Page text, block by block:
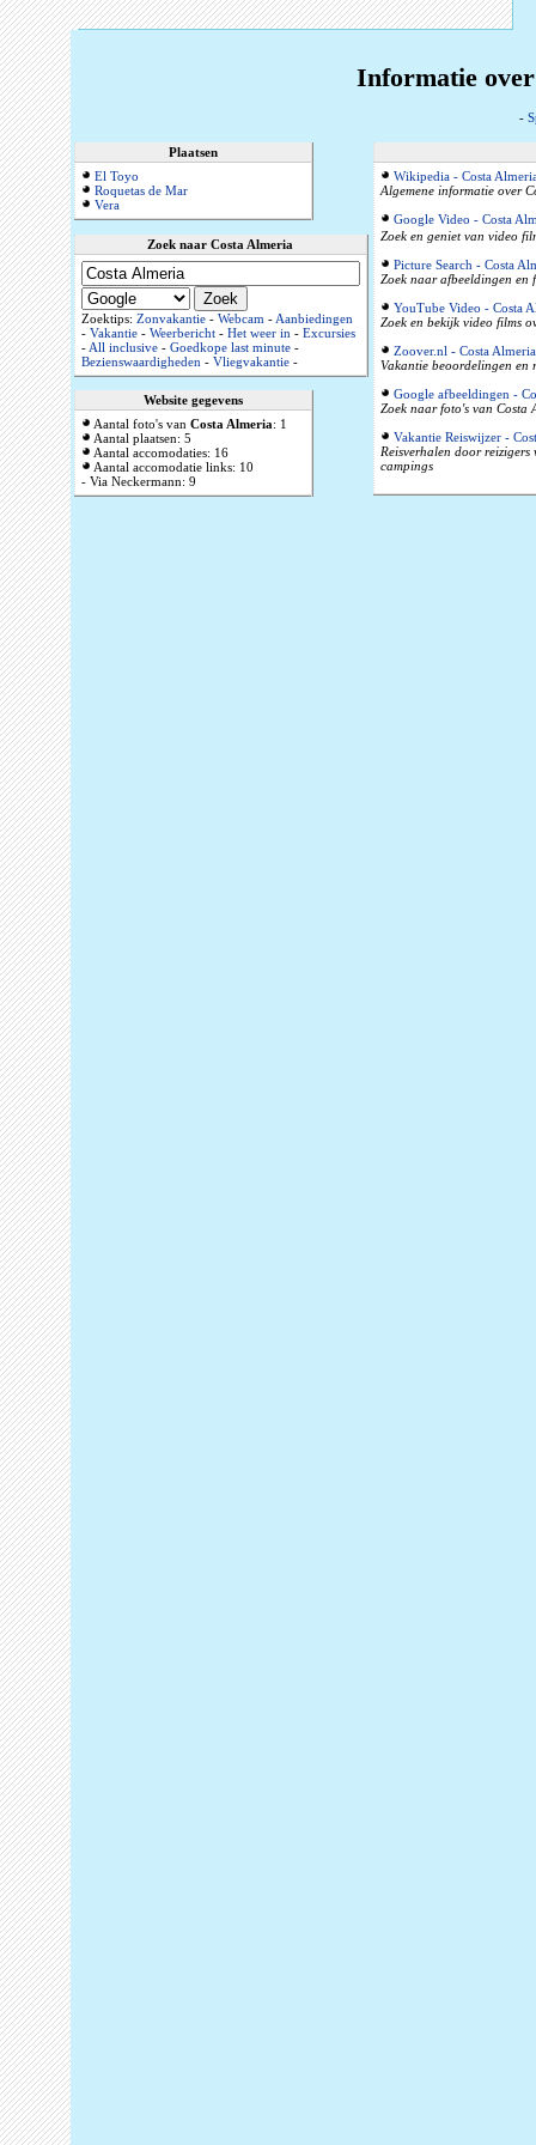
Informatie
-
Plaatsen
El Toyo
Roquetas de Mar
Vera
Zoek naar Costa Almeria
Zoektips: Zonvakantie- Webcam-Aanbiedingen
- Vakantie- Weerbericht- Het weer in- Excursies
-All inclusive- Goedkope last minute-
Bezienswaardigheden- Vliegvakantie-
Website gegevens
Aantal foto's van Costa Almeria: 1
Aantal plaatsen: 5
Aantal accomodaties: 16
Aantal accomodatie links: 10
- Via Neckermann: 9
Wikipedia - Costa
Algemene informatie over
Google Video - Costa
Zoek en geniet van video
Picture Search - Costa
Zoek naar afbeeldingen en
YouTube Video - Costa
Zoek en bekijk video films
Zoover.nl - Costa Almeria
Vakantie beoordelingen en
Google afbeeldingen -
Zoek naar foto's van Costa
Vakantie Reiswijzer -
Reisverhalen door reizigers
campings